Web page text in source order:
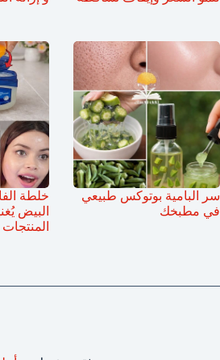
سر البامية بوتوكس طبيعي
في مطبخك
خلطة
البيض
المنتجات